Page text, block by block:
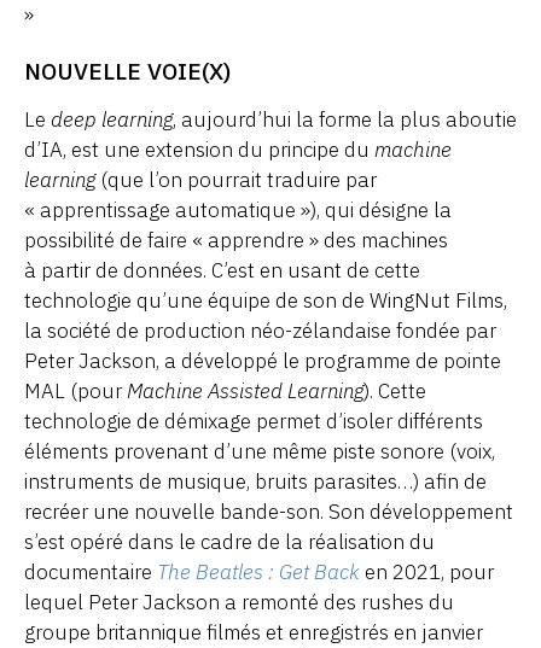
»
NOUVELLE VOIE(X)
Le deep learning, aujourd’hui la forme la plus aboutie
d’IA, est une extension du principe du machine
learning(que l’on pourrait traduire par
« apprentissage automatique »), qui désigne la
possibilité de faire « apprendre » des machines
à partir de données. C’est en usant de cette
technologie qu’une équipe de son de WingNut Films,
la société de production néo-zélandaise fondée par
Peter Jackson, a développé le programme de pointe
MAL (pourMachine Assisted Learning). Cette
technologie de démixage permet d’isoler différents
éléments provenant d’une même piste sonore (voix,
instruments de musique, bruits parasites…) afin de
recréer une nouvelle bande-son. Son développement
s’est opéré dans le cadre de la réalisation du
documentaire The Beatles : Get Back en 2021, pour
lequel Peter Jackson a remonté des rushes du
groupe britannique filmés et enregistrés en janvier